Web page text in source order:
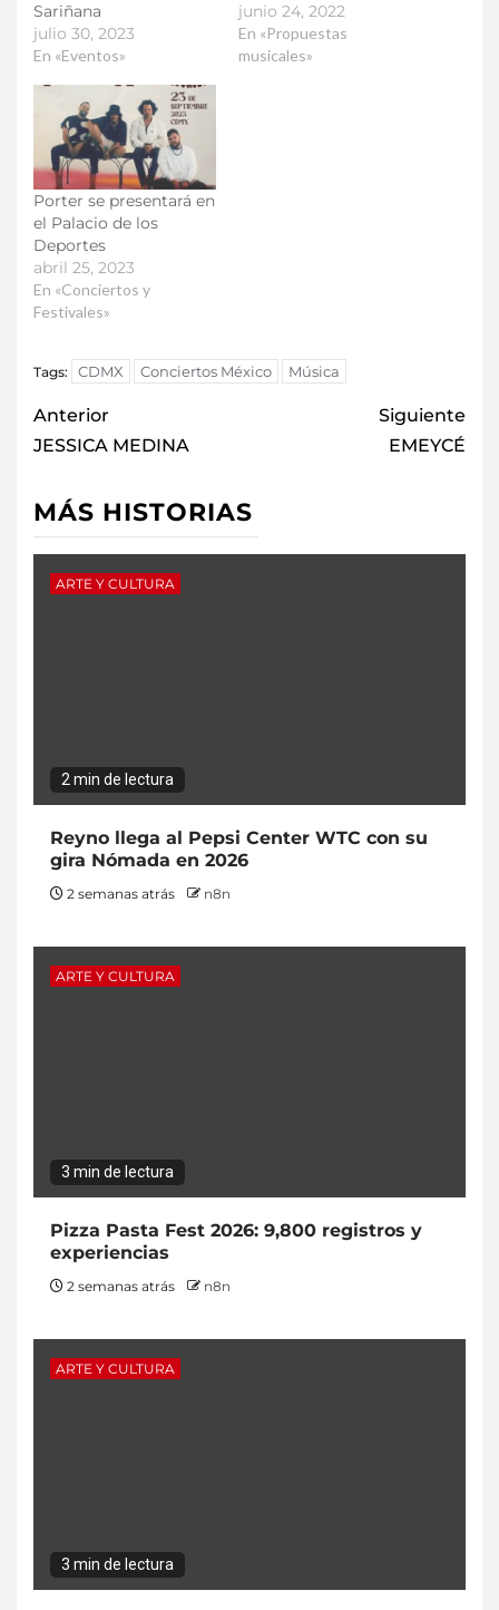
Sariñana
julio 30, 2023
En «Eventos»
junio 24, 2022
En «Propuestas
musicales»
Porter se presentará en
el Palacio de los
Deportes
abril 25, 2023
En «Conciertos y
Festivales»
Tags: CDMX Conciertos México Música
Anterior
JESSICA MEDINA
Siguiente
EMEYCÉ
MÁS HISTORIAS
ARTE Y CULTURA
2 min de lectura
Reyno llega al Pepsi Center WTC con su
gira Nómada en 2026
2 semanas atrás n8n
ARTE Y CULTURA
3 min de lectura
Pizza Pasta Fest 2026: 9,800 registros y
experiencias
2 semanas atrás n8n
ARTE Y CULTURA
3 min de lectura